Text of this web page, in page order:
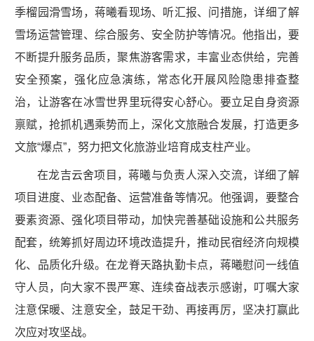
季榴园滑雪场，蒋曦看现场、听汇报、问措施，详细了解
雪场运营管理、综合服务、安全防护等情况。他指出，要
不断提升服务品质，聚焦游客需求，丰富业态供给，完善
安全预案，强化应急演练，常态化开展风险隐患排查整
治，让游客在冰雪世界里玩得安心舒心。要立足自身资源
禀赋，抢抓机遇乘势而上，深化文旅融合发展，打造更多
文旅“爆点”，努力把文化旅游业培育成支柱产业。
在龙吉云舍项目，蒋曦与负责人深入交流，详细了解
项目进度、业态配备、运营准备等情况。他强调，要整合
要素资源、强化项目带动，加快完善基础设施和公共服务
配套，统筹抓好周边环境改造提升，推动民宿经济向规模
化、品质化升级。在龙脊天路执勤卡点，蒋曦慰问一线值
守人员，向大家不畏严寒、连续奋战表示感谢，叮嘱大家
注意保暖、注意安全，鼓足干劲、再接再厉，坚决打赢此
次应对攻坚战。